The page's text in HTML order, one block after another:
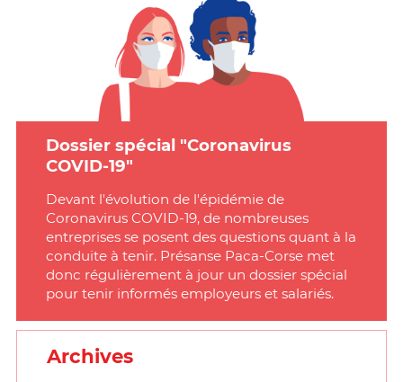
Dossier spécial "Coronavirus
COVID-19"
Devant l'évolution de l'épidémie de
Coronavirus COVID-19, de nombreuses
entreprises se posent des questions quant à la
conduite à tenir. Présanse Paca-Corse met
donc régulièrement à jour un dossier spécial
pour tenir informés employeurs et salariés.
Archives